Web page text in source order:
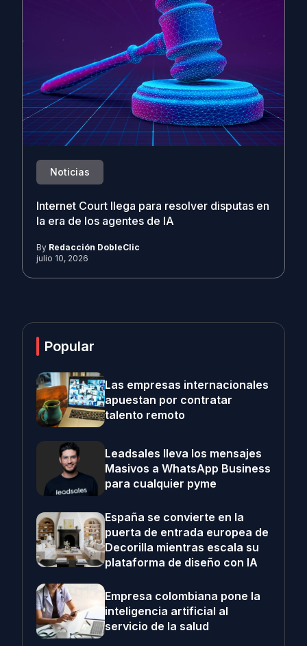
Noticias
Internet Court llega para resolver disputas en
la era de los agentes de IA
By Redacción DobleClic
julio 10, 2026
Popular
Las empresas internacionales
apuestan por contratar
talento remoto
Leadsales lleva los mensajes
Masivos a WhatsApp Business
para cualquier pyme
España se convierte en la
puerta de entrada europea de
Decorilla mientras escala su
plataforma de diseño con IA
Empresa colombiana pone la
inteligencia artificial al
servicio de la salud